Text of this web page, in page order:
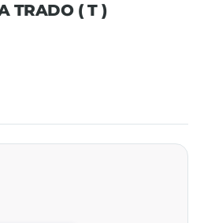
TRADO ( T )